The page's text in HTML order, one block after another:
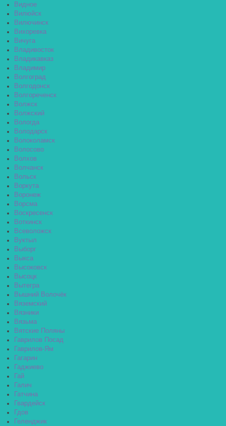
Видное
Вилюйск
Вилючинск
Вихоревка
Вичуга
Владивосток
Владикавказ
Владимир
Волгоград
Волгодонск
Волгореченск
Волжск
Волжский
Вологда
Володарск
Волоколамск
Волосово
Волхов
Волчанск
Вольск
Воркута
Воронеж
Ворсма
Воскресенск
Воткинск
Всеволожск
Вуктыл
Выборг
Выкса
Высоковск
Высоцк
Вытегра
Вышний Волочёк
Вяземский
Вязники
Вязьма
Вятские Поляны
Гаврилов Посад
Гаврилов-Ям
Гагарин
Гаджиево
Гай
Галич
Гатчина
Гвардейск
Гдов
Геленджик